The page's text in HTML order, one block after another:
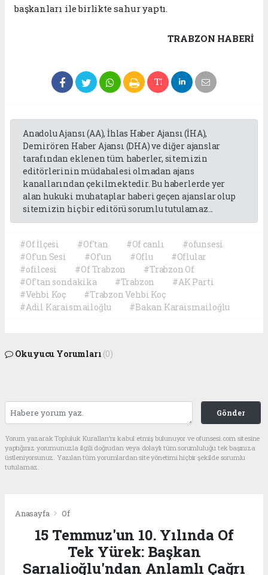
başkanları ile birlikte sahur yaptı.
TRABZON HABERİ
Anadolu Ajansı (AA), İhlas Haber Ajansı (İHA),
Demirören Haber Ajansı (DHA) ve diğer ajanslar
tarafından eklenen tüm haberler, sitemizin
editörlerinin müdahalesi olmadan ajans
kanallarından çekilmektedir. Bu haberlerde yer
alan hukuki muhataplar haberi geçen ajanslar olup
sitemizin hiç bir editörü sorumlu tutulamaz...
#Of İlçesi #Of'tan #Of canlı
#ofunsesi
#Of'un Sesi
#Of'un #Oflu
#Oflular
#ofilcesi
#Of Trabzon
#Trabzon Of
#Of'tan sondakika
#Trabzon
#AK Parti
#Vehbi Koç
#Trabzon Vehbi Koç
#Adil Karaismailoğlu
#Bakan Karaismailoğlu
Okuyucu Yorumları (0)
Gönder
Yorum yazarak Topluluk Kuralları’nı kabul etmiş bulunuyor ve ofunsesi.com sitesine
yaptığınız yorumunuzla ilgili doğrudan veya dolaylı tüm sorumluluğu tek başınıza
üstleniyorsunuz. Yazılan tüm yorumlardan site yönetimi hiçbir şekilde sorumlu
tutulamaz.
Anasayfa Of
15 Temmuz'un 10. Yılında Of
Tek Yürek: Başkan
Sarıalioğlu'ndan Anlamlı Çağrı